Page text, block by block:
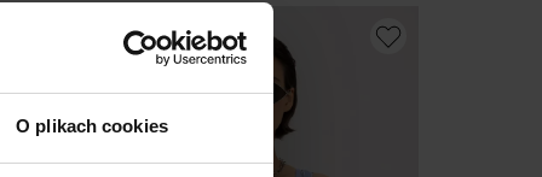
O plikach cookies